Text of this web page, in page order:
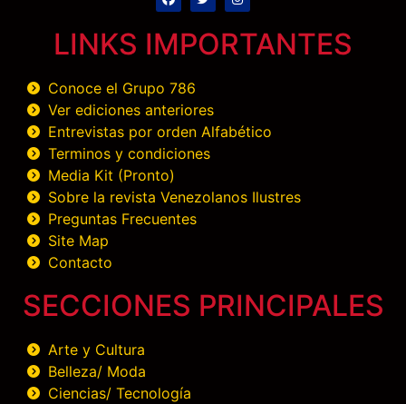
LINKS IMPORTANTES
Conoce el Grupo 786
Ver ediciones anteriores
Entrevistas por orden Alfabético
Terminos y condiciones
Media Kit (Pronto)
Sobre la revista Venezolanos Ilustres
Preguntas Frecuentes
Site Map
Contacto
SECCIONES PRINCIPALES
Arte y Cultura
Belleza/ Moda
Ciencias/ Tecnología